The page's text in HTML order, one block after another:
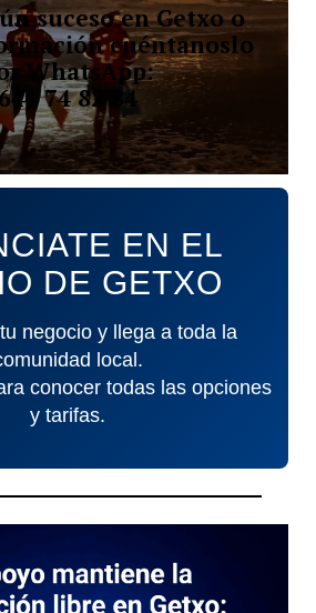
suceso en Getxo o
cuéntanoslo
WhatsApp:
74 82 84
EN EL
DE GETXO
negocio y llega a toda la
local.
conocer todas las opciones
y tarifas.